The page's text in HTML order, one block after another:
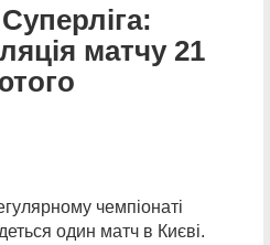
матчу 21
чемпіонаті
один матч в Києві.